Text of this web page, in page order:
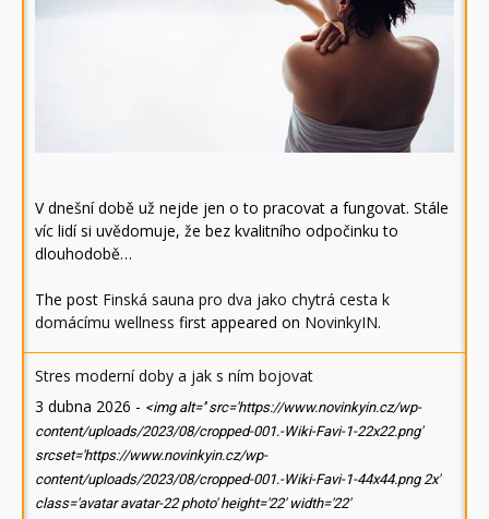
V dnešní době už nejde jen o to pracovat a fungovat. Stále
víc lidí si uvědomuje, že bez kvalitního odpočinku to
dlouhodobě…
The post Finská sauna pro dva jako chytrá cesta k
domácímu wellness first appeared on NovinkyIN.
Stres moderní doby a jak s ním bojovat
3 dubna 2026 - <img alt='' src='https://www.novinkyin.cz/wp-
content/uploads/2023/08/cropped-001.-Wiki-Favi-1-22x22.png'
srcset='https://www.novinkyin.cz/wp-
content/uploads/2023/08/cropped-001.-Wiki-Favi-1-44x44.png 2x'
class='avatar avatar-22 photo' height='22' width='22'